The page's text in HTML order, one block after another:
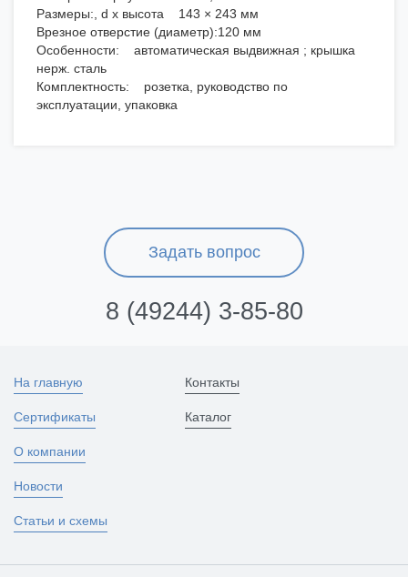
Размеры:, d x высота 143 × 243 мм
Врезное отверстие (диаметр):120 мм
Особенности: автоматическая выдвижная ; крышка
нерж. сталь
Комплектность: розетка, руководство по
эксплуатации, упаковка
Задать вопрос
8 (49244) 3-85-80
На главную
Сертификаты
О компании
Новости
Статьи и схемы
Контакты
Каталог